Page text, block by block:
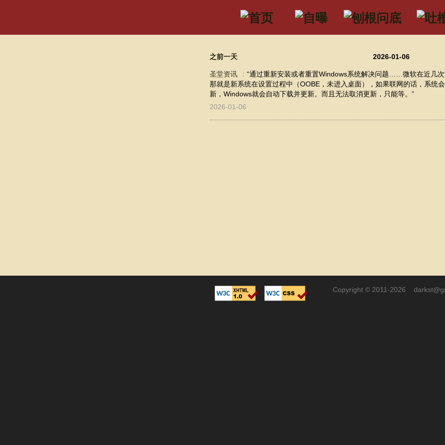
之前一天 2026-01-06
圣堂资讯 ： “通过重新安装或者重置Windows系统解决问题……微软在近几次
那就是新系统在设置过程中（OOBE，未进入桌面），如果联网的话，系统
新，Windows就会自动下载并更新。而且无法取消更新，只能等。”
2026-01-06
Copyright © 2011-2026